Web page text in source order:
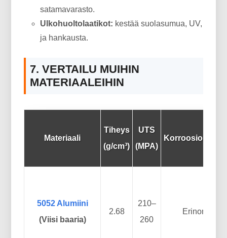
satamavarasto.
Ulkohuoltolaatikot: kestää suolasumua, UV,
ja hankausta.
7. VERTAILU MUIHIN
MATERIAALEIHIN
Materiaali
Tiheys
(g/cm³)
UTS
(MPA)
5052 Alumiini
(Viisi baaria)
2.68
210–
260